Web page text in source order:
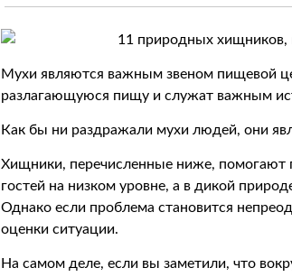
Мухи являются важным звеном пищевой
разлагающуюся пищу и служат важным
Как бы ни раздражали мухи людей, они
Хищники, перечисленные ниже, помогают
гостей на низком уровне, а в дикой
Однако если проблема становится
оценки ситуации.
На самом деле, если вы заметили, что